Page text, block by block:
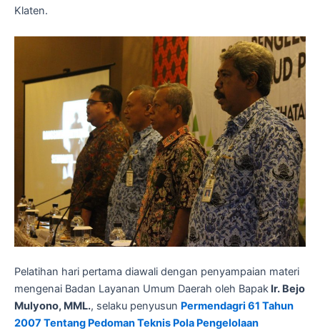
Klaten.
Pelatihan hari pertama diawali dengan penyampaian materi
mengenai Badan Layanan Umum Daerah oleh Bapak Ir. Bejo
Mulyono, MML., selaku penyusun Permendagri 61 Tahun
2007 Tentang Pedoman Teknis Pola Pengelolaan